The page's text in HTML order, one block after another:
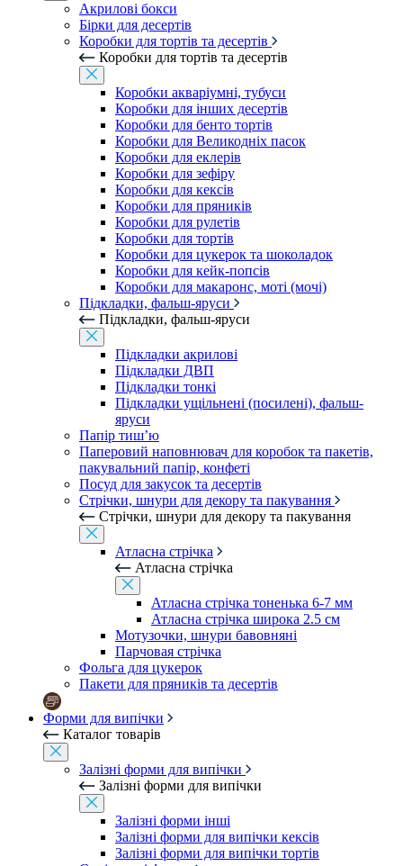
Акрилові бокси
Бірки для десертів
Коробки для тортів та десертів
Коробки для тортів та десертів
Коробки акваріумні, тубуси
Коробки для інших десертів
Коробки для бенто тортів
Коробки для Великодніх пасок
Коробки для еклерів
Коробки для зефіру
Коробки для кексів
Коробки для пряників
Коробки для рулетів
Коробки для тортів
Коробки для цукерок та шоколадок
Коробки для кейк-попсів
Коробки для макаронс, моті (мочі)
Підкладки, фальш-яруси
Підкладки, фальш-яруси
Підкладки акрилові
Підкладки ДВП
Підкладки тонкі
Підкладки ущільнені (посилені), фальш-
яруси
Папір тиш’ю
Паперовий наповнювач для коробок та пакетів,
пакувальний папір, конфеті
Посуд для закусок та десертів
Стрічки, шнури для декору та пакування
Стрічки, шнури для декору та пакування
Атласна стрічка
Атласна стрічка
Атласна стрічка тоненька 6-7 мм
Атласна стрічка широка 2.5 см
Мотузочки, шнури бавовняні
Парчовая стрічка
Фольга для цукерок
Пакети для пряників та десертів
Форми для випічки
Каталог товарів
Залізні форми для випічки
Залізні форми для випічки
Залізні форми інші
Залізні форми для випічки кексів
Залізні форми для випічки тортів